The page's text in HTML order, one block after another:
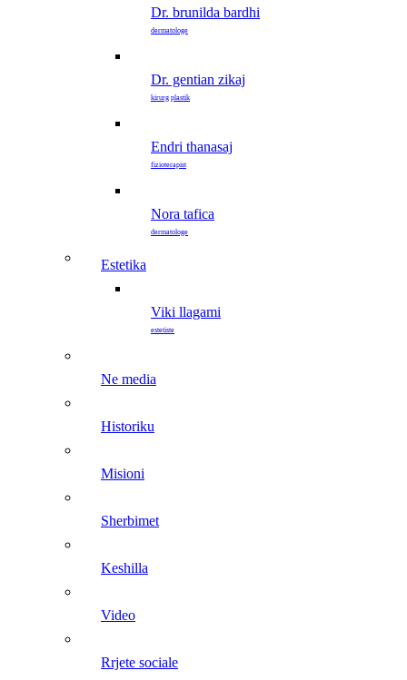
dr. brunilda bardhi
dermatologe
dr. gentian zikaj
kirurg plastik
endri thanasaj
fizioterapist
nora tafica
dermatologe
estetika
viki llagami
estetiste
ne media
historiku
misioni
sherbimet
keshilla
video
rrjete sociale